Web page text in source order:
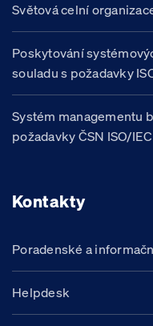
Světová celní
Poskytování
souladu s požadavky
Systém managementu
požadavky ČSN ISO/
Kontakty
Poradenské a
Helpdesk